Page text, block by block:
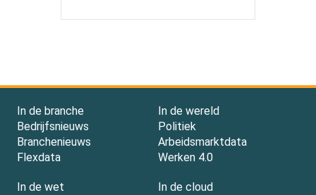
In de branche
Bedrijfsnieuws
Branchenieuws
Flexdata
In de wereld
Politiek
Arbeidsmarktdata
Werken 4.0
In de wet
In de cloud